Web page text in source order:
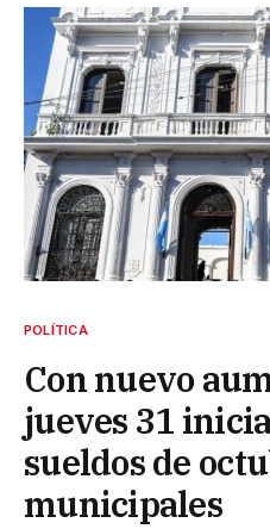
POLÍTICA
Con nuevo
jueves 31
sueldos de
municipales